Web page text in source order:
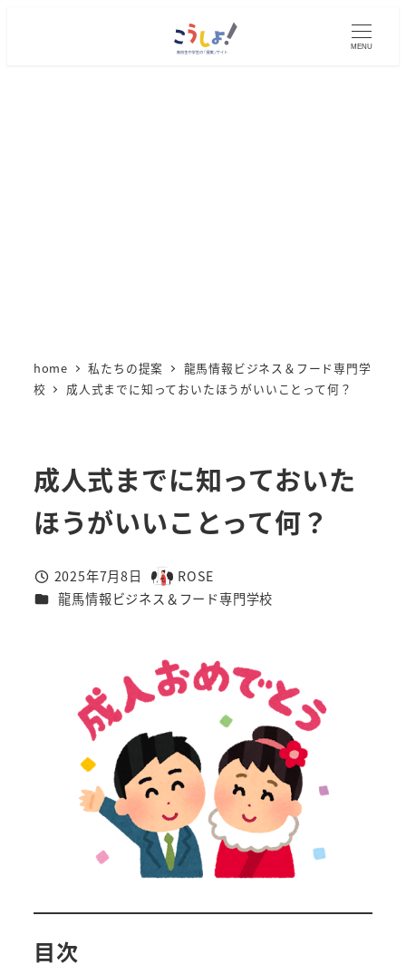
MENU
home 私たちの提案
龍馬情報ビジネス＆フード専門学
校
成人式までに知っておいたほうがいいことって何？
成人式までに知っておいた
ほうがいいことって何？
投稿日
2025年7月8日
著
者
ROSE
カテゴリー
龍馬情報ビジネス＆フード専門学校
目次